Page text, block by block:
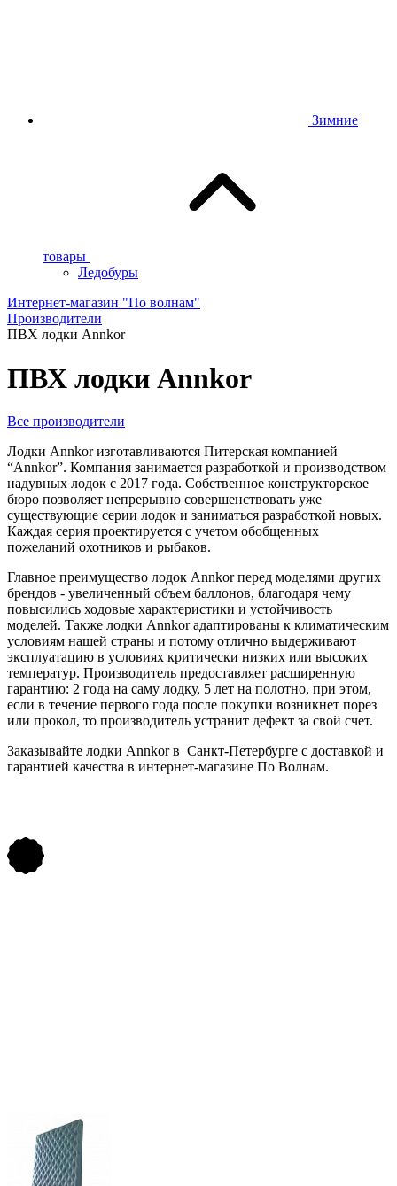
Зимние
товары
Ледобуры
Интернет-магазин "По волнам"
Производители
ПВХ лодки Annkor
ПВХ лодки Annkor
Все производители
Лодки Annkor изготавливаются Питерская компанией
“Annkor”. Компания занимается разработкой и производством
надувных лодок с 2017 года. Собственное конструкторское
бюро позволяет непрерывно совершенствовать уже
существующие серии лодок и заниматься разработкой новых.
Каждая серия проектируется с учетом обобщенных
пожеланий охотников и рыбаков.
Главное преимущество лодок Annkor перед моделями других
брендов - увеличенный объем баллонов, благодаря чему
повысились ходовые характеристики и устойчивость
моделей. Также лодки Annkor адаптированы к климатическим
условиям нашей страны и потому отлично выдерживают
эксплуатацию в условиях критически низких или высоких
температур. Производитель предоставляет расширенную
гарантию: 2 года на саму лодку, 5 лет на полотно, при этом,
если в течение первого года после покупки возникнет порез
или прокол, то производитель устранит дефект за свой счет.
Заказывайте лодки Annkor в Санкт-Петербурге с доставкой и
гарантией качества в интернет-магазине По Волнам.